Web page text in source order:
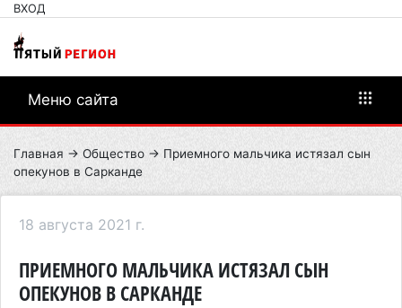
ВХОД
Меню сайта
Главная → Общество → Приемного мальчика истязал сын
опекунов в Сарканде
18 августа 2021 г.
ПРИЕМНОГО МАЛЬЧИКА ИСТЯЗАЛ СЫН
ОПЕКУНОВ В САРКАНДЕ